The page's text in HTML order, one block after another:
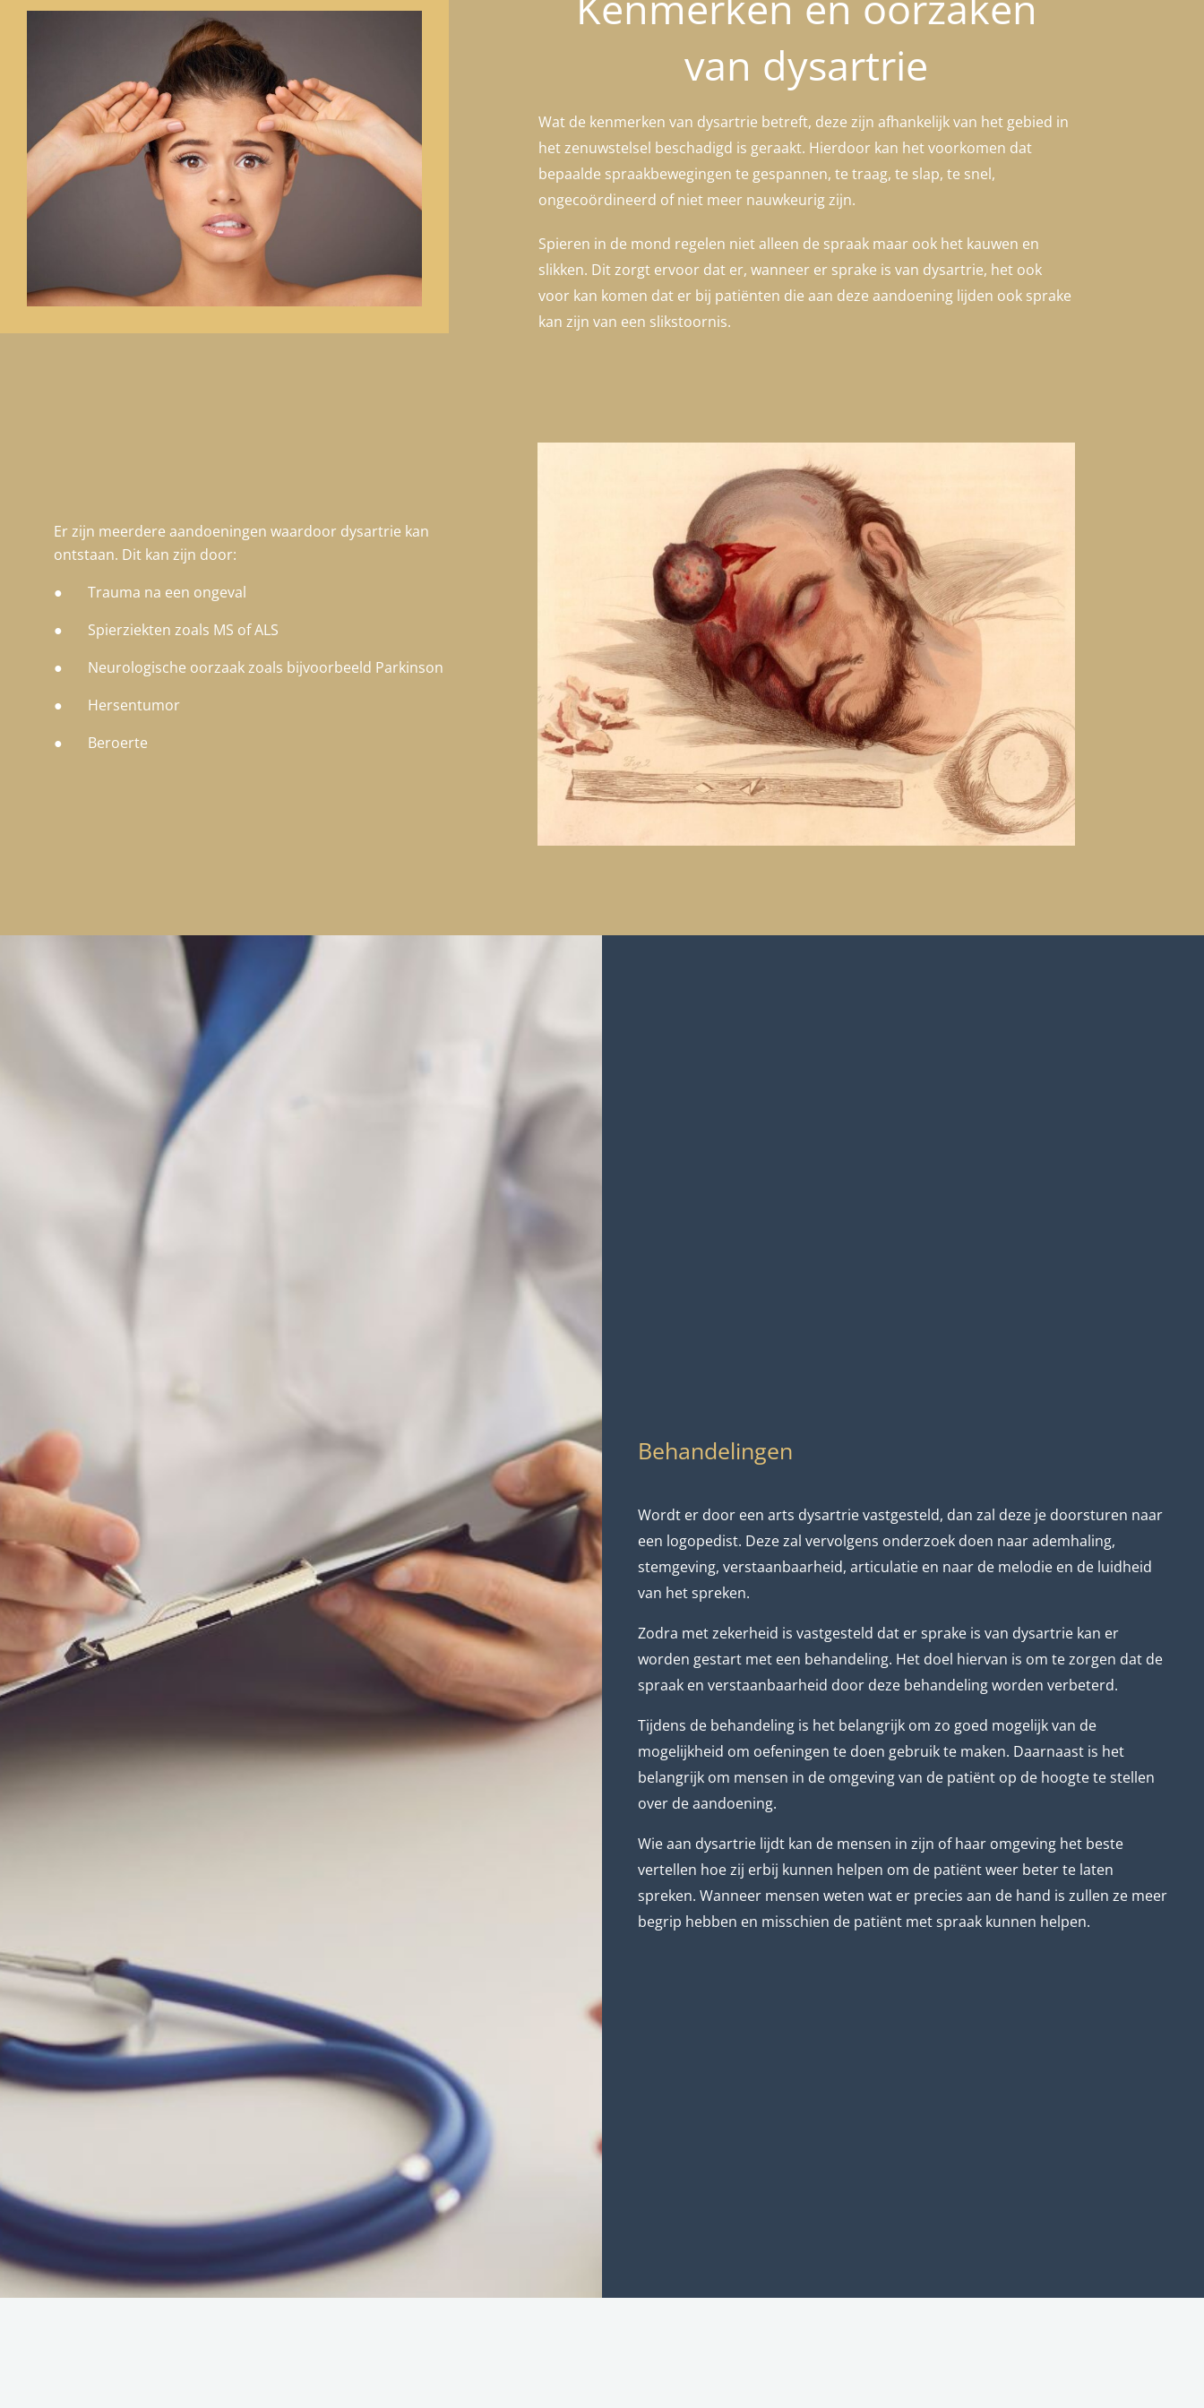
van dysartrie
Wat de kenmerken van dysartrie betreft, deze zijn afhankelijk van het gebied in
het zenuwstelsel beschadigd is geraakt. Hierdoor kan het voorkomen dat
bepaalde spraakbewegingen te gespannen, te traag, te slap, te snel,
ongecoördineerd of niet meer nauwkeurig zijn.
Spieren in de mond regelen niet alleen de spraak maar ook het kauwen en
slikken. Dit zorgt ervoor dat er, wanneer er sprake is van dysartrie, het ook
voor kan komen dat er bij patiënten die aan deze aandoening lijden ook sprake
kan zijn van een slikstoornis.
Er zijn meerdere aandoeningen waardoor dysartrie kan
ontstaan. Dit kan zijn door:
● Trauma na een ongeval
● Spierziekten zoals MS of ALS
● Neurologische oorzaak zoals bijvoorbeeld Parkinson
● Hersentumor
● Beroerte
Behandelingen
Wordt er door een arts dysartrie vastgesteld, dan zal deze je doorsturen naar
een logopedist. Deze zal vervolgens onderzoek doen naar ademhaling,
stemgeving, verstaanbaarheid, articulatie en naar de melodie en de luidheid
van het spreken.
Zodra met zekerheid is vastgesteld dat er sprake is van dysartrie kan er
worden gestart met een behandeling. Het doel hiervan is om te zorgen dat de
spraak en verstaanbaarheid door deze behandeling worden verbeterd.
Tijdens de behandeling is het belangrijk om zo goed mogelijk van de
mogelijkheid om oefeningen te doen gebruik te maken. Daarnaast is het
belangrijk om mensen in de omgeving van de patiënt op de hoogte te stellen
over de aandoening.
Wie aan dysartrie lijdt kan de mensen in zijn of haar omgeving het beste
vertellen hoe zij erbij kunnen helpen om de patiënt weer beter te laten
spreken. Wanneer mensen weten wat er precies aan de hand is zullen ze meer
begrip hebben en misschien de patiënt met spraak kunnen helpen.